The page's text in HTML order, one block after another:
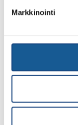
Markkinointi